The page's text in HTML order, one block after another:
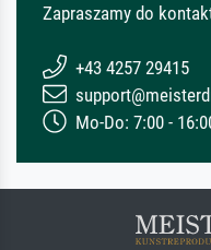
Zapraszamy do
+43 4257 29415
Mo-Do: 7:00 -